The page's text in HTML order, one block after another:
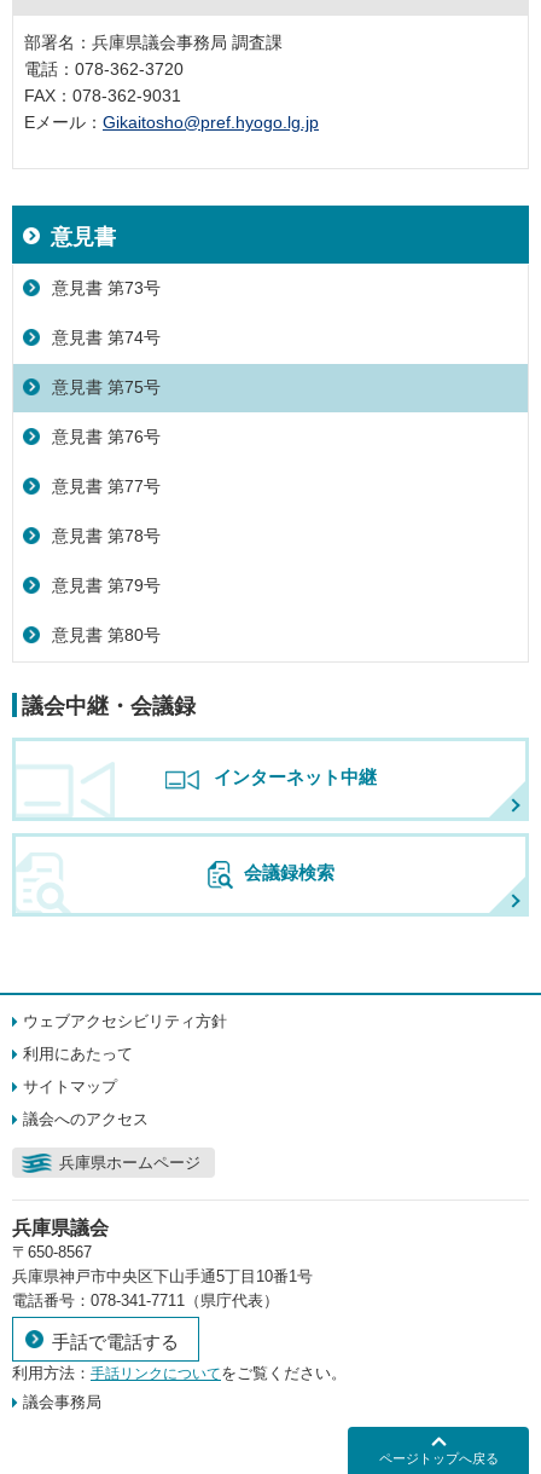
部署名：兵庫県議会事務局 調査課
電話：078-362-3720
FAX：078-362-9031
Eメール： Gikaitosho@pref.hyogo.lg.jp
意見書
意見書 第73号
意見書 第74号
意見書 第75号
意見書 第76号
意見書 第77号
意見書 第78号
意見書 第79号
意見書 第80号
議会中継・会議録
インターネット中継
会議録検索
ウェブアクセシビリティ方針
利用にあたって
サイトマップ
議会へのアクセス
兵庫県ホームページ
兵庫県議会
〒650-8567
兵庫県神戸市中央区下山手通5丁目10番1号
電話番号：078-341-7711（県庁代表）
手話で電話する
利用方法： 手話リンクについてをご覧ください。
議会事務局
ページトップへ戻る